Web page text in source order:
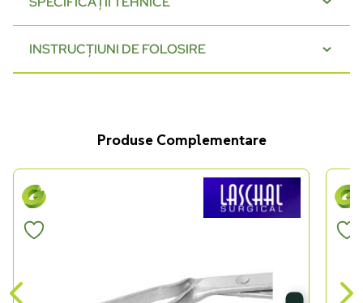
INSTRUCȚIUNI DE FOLOSIRE
Produse Complementare